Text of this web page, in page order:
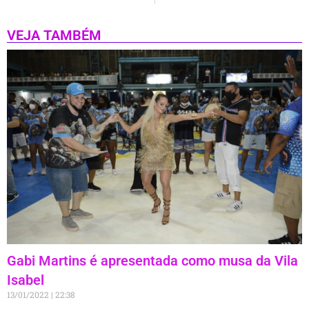
VEJA TAMBÉM
Gabi Martins é apresentada como musa da Vila
Isabel
13/01/2022 22:38